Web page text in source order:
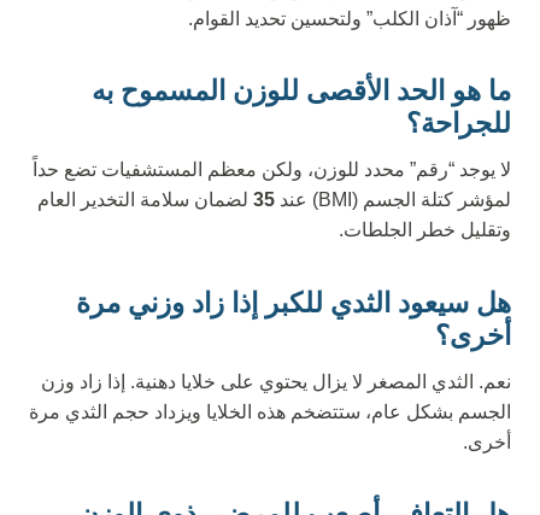
ظهور “آذان الكلب” ولتحسين تحديد القوام.
ما هو الحد الأقصى للوزن المسموح به
للجراحة؟
لا يوجد “رقم” محدد للوزن، ولكن معظم المستشفيات تضع حداً
لمؤشر كتلة الجسم (BMI) عند
35 لضمان سلامة التخدير العام
وتقليل خطر الجلطات.
هل سيعود الثدي للكبر إذا زاد وزني مرة
أخرى؟
نعم. الثدي المصغر لا يزال يحتوي على خلايا دهنية. إذا زاد وزن
الجسم بشكل عام، ستتضخم هذه الخلايا ويزداد حجم الثدي مرة
أخرى.